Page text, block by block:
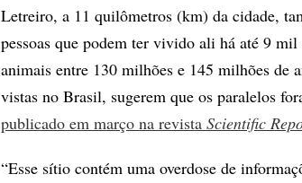
Letreiro, a 11 quilômetros (km) da cidade,
pessoas que podem ter vivido ali há até 9 mil
animais entre 130 milhões e 145 milhões de
vistas no Brasil, sugerem que os paralelos
publicado em março na revista Scientific
“Esse sítio contém uma overdose de